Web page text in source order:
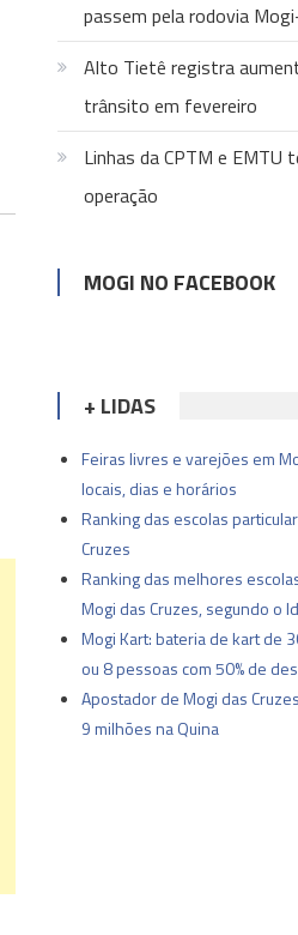
passem pela rodovia
Alto Tietê registra
trânsito em fevereiro
Linhas da CPTM e EMTU
operação
MOGI NO FACEBOOK
+ LIDAS
Feiras livres e varejões em
locais, dias e horários
Ranking das escolas
Cruzes
Ranking das melhores
Mogi das Cruzes, segundo o
Mogi Kart: bateria de kart de
ou 8 pessoas com 50% de
Apostador de Mogi das
9 milhões na Quina